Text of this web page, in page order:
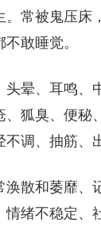
。常被鬼压床
敢睡觉。
晕、耳鸣、
、狐臭、便秘
调、抽筋、
涣散和萎靡、
绪不稳定、